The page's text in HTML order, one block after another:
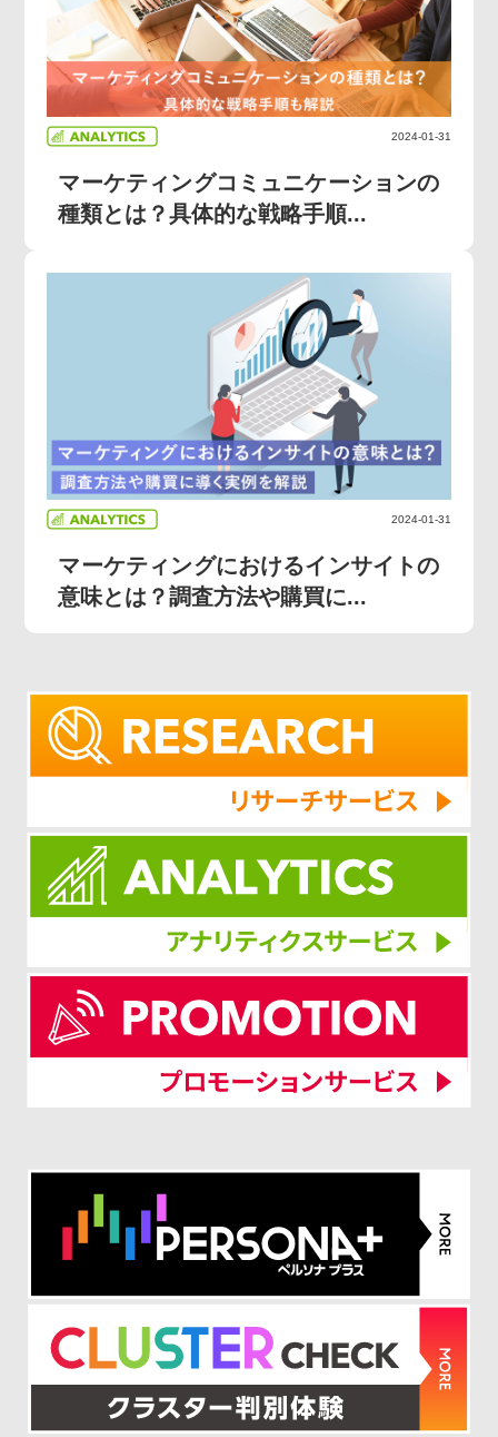
2024-01-31
マーケティングコミュニケーションの
種類とは？具体的な戦略手順...
2024-01-31
マーケティングにおけるインサイトの
意味とは？調査方法や購買に...